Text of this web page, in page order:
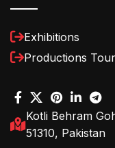
Exhibitions
Productions Tour
Kotli Behram
51310, Pakistan